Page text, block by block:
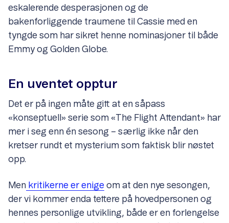
eskalerende desperasjonen og de
bakenforliggende traumene til Cassie med en
tyngde som har sikret henne nominasjoner til både
Emmy og Golden Globe.
En uventet opptur
Det er på ingen måte gitt at en såpass
«konseptuell» serie som «The Flight Attendant» har
mer i seg enn én sesong – særlig ikke når den
kretser rundt et mysterium som faktisk blir nøstet
opp.
Men kritikerne er enige om at den nye sesongen,
der vi kommer enda tettere på hovedpersonen og
hennes personlige utvikling, både er en forlengelse